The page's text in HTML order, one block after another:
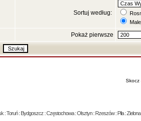
Sortuj według:
Pokaż pierwsze
Skocz
Toruń : Bydgoszcz : Częstochowa : Olsztyn : Rzeszów : Piła : Zielona